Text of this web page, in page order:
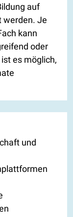
auf
werden. Je
kann
oder
es möglich,
und